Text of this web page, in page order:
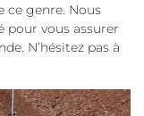
ce genre. Nous
vous assurer
N’hésitez pas à